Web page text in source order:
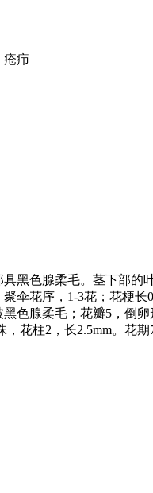
疮疖
黑色腺柔毛。茎下部的
伞花序，1-3花；花梗
色腺柔毛；花瓣5，倒
花柱2，长2.5mm。花期